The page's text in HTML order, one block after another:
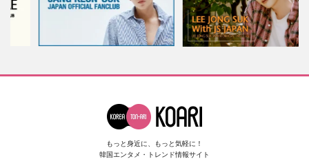
もっと身近に、もっと気軽に！
韓国エンタメ・トレンド情報サイト